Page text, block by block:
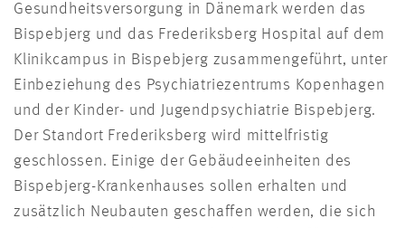
Gesundheitsversorgung in Dänemark werden das
Bispebjerg und das Frederiksberg Hospital auf dem
Klinikcampus in Bispebjerg zusammengeführt, unter
Einbeziehung des Psychiatriezentrums Kopenhagen
und der Kinder- und Jugendpsychiatrie Bispebjerg.
Der Standort Frederiksberg wird mittelfristig
geschlossen. Einige der Gebäudeeinheiten des
Bispebjerg-Krankenhauses sollen erhalten und
zusätzlich Neubauten geschaffen werden, die sich